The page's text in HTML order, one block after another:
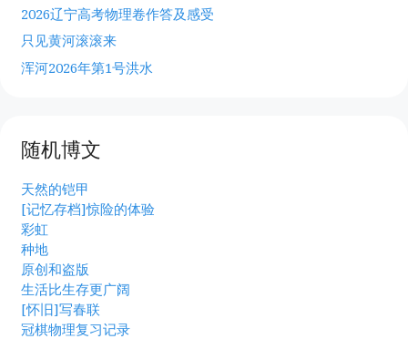
2026辽宁高考物理卷作答及感受
只见黄河滚滚来
浑河2026年第1号洪水
随机博文
天然的铠甲
[记忆存档]惊险的体验
彩虹
种地
原创和盗版
生活比生存更广阔
[怀旧]写春联
冠棋物理复习记录